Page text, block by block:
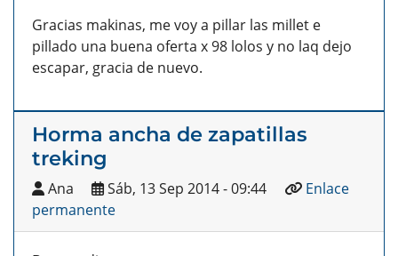
Gracias makinas, me voy a pillar las millet e
pillado una buena oferta x 98 lolos y no laq dejo
escapar, gracia de nuevo.
Horma ancha de zapatillas
treking
Ana Sáb, 13 Sep 2014 - 09:44
Enlace
permanente